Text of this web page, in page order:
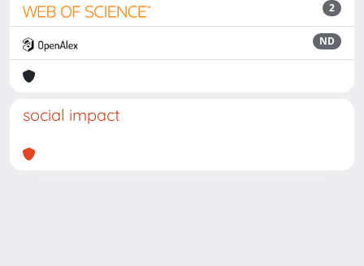
2
ND
social impact